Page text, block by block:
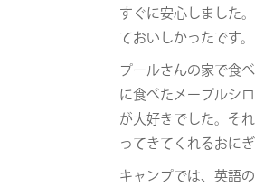
すぐに安心しました
ておいしかったです。
プールさんの家で食
に食べたメープルシ
が大好きでした。そ
ってきてくれるおに
キャンプでは、英語